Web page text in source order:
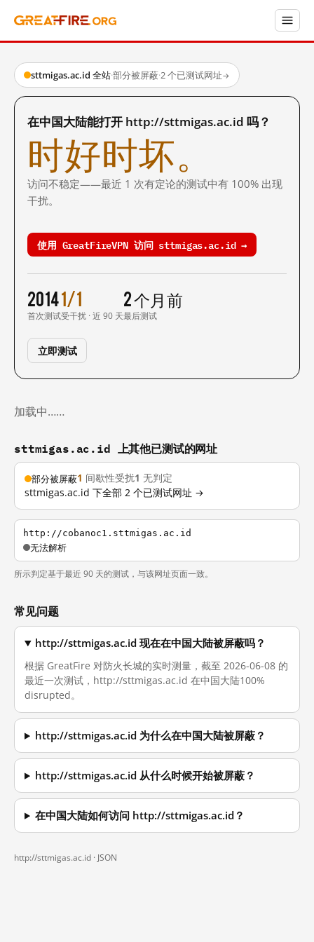
sttmigas.ac.id 全站·部分被屏蔽·2 个已测试网址→
在中国大陆能打开 http://sttmigas.ac.id 吗？
时好时坏。
访问不稳定——最近 1 次有定论的测试中有 100% 出现
干扰。
使用 GreatFireVPN 访问 sttmigas.ac.id →
2014
首次测试
1/1
受干扰 · 近 90 天
2 个月前
最后测试
立即测试
加载中……
sttmigas.ac.id 上其他已测试的网址
部分被屏蔽1 间歇性受扰1 无判定
sttmigas.ac.id 下全部 2 个已测试网址 →
http://cobanoc1.sttmigas.ac.id
无法解析
所示判定基于最近 90 天的测试，与该网址页面一致。
常见问题
http://sttmigas.ac.id 现在在中国大陆被屏蔽吗？
根据 GreatFire 对防火长城的实时测量，截至 2026-06-08 的
最近一次测试，http://sttmigas.ac.id 在中国大陆100%
disrupted。
http://sttmigas.ac.id 为什么在中国大陆被屏蔽？
http://sttmigas.ac.id 从什么时候开始被屏蔽？
在中国大陆如何访问 http://sttmigas.ac.id？
http://sttmigas.ac.id · JSON